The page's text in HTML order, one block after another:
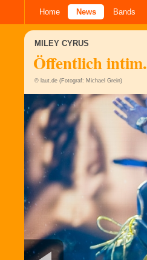
Home News Bands
MILEY CYRUS
Öffentlich intim.
© laut.de (Fotograf: Michael Grein)